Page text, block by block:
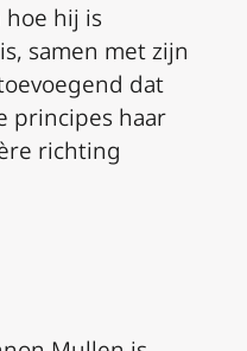
hoe hij is
samen met zijn
dat
principes haar
richting